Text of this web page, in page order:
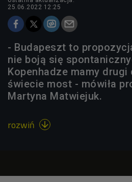
25.06.2022 12:25
- Budapeszt to
nie boją się
Kopenhadze mamy
świecie most - mówiła
Martyna Matwiejuk.
rozwiń 